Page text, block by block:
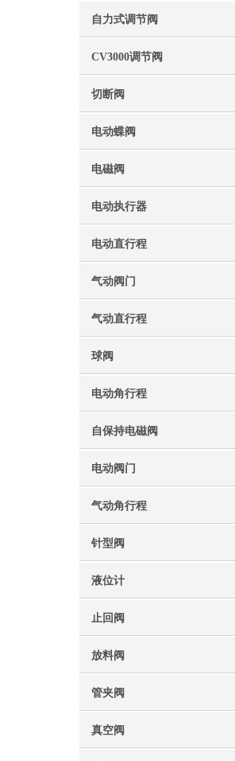
自力式调节阀
CV3000调节阀
切断阀
电动蝶阀
电磁阀
电动执行器
电动直行程
气动阀门
气动直行程
球阀
电动角行程
自保持电磁阀
电动阀门
气动角行程
针型阀
液位计
止回阀
放料阀
管夹阀
真空阀